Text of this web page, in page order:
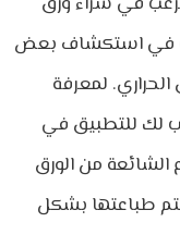
في استكشاف بعض
لمعرفة
لك للتطبيق في
الشائعة من الورق
طباعتها بشكل